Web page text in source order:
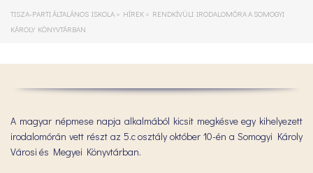
TISZA-PARTI ÁLTALÁNOS ISKOLA > HÍREK > RENDKÍVÜLI IRODALOMÓRA A SOMOGYI
KÁROLY KÖNYVTÁRBAN
A magyar népmese napja alkalmából kicsit megkésve egy kihelyezett
irodalomórán vett részt az 5.c osztály október 10-én a Somogyi Károly
Városi és Megyei Könyvtárban.